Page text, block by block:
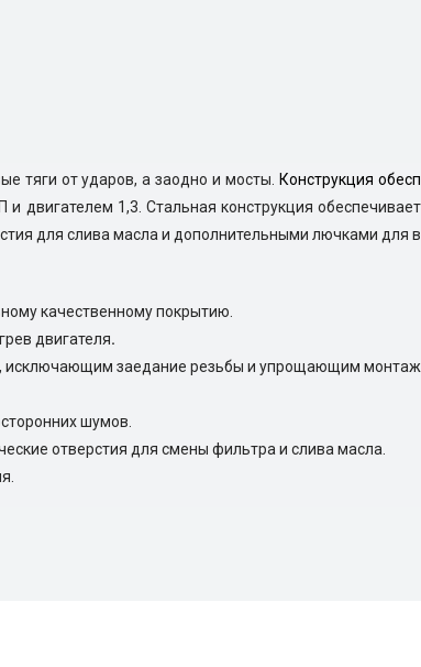
тяги от ударов, а заодно и мосты.
Конструкция
двигателем 1,3. Стальная конструкция
для слива масла и дополнительными лючками для
качественному покрытию.
двигателя.
заедание резьбы и упрощающим
шумов.
отверстия для смены фильтра и слива масла.